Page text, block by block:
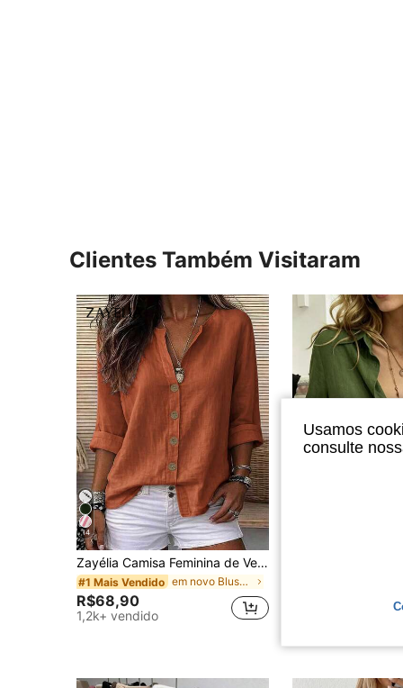
Clientes Também Visitaram
14
Zayélia Camisa Feminina de Verão Elegante e Simples, Tecido Liso, Casual, Camisa de Trabalho
#1 Mais Vendido em novo Blusas Femininas
R$68,90
1,2k+ vendido
Usamos
consulte